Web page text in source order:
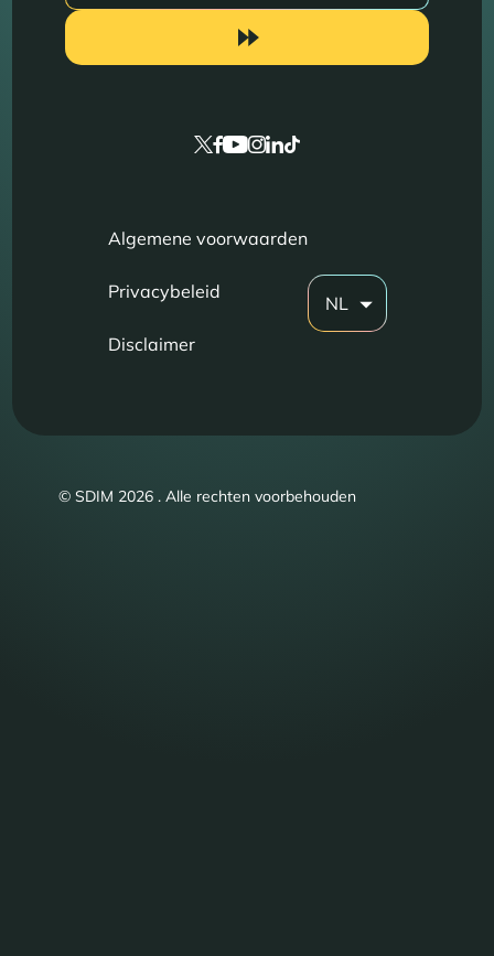
Algemene voorwaarden
Privacybeleid
Disclaimer
NL
© SDIM 2026 . Alle rechten voorbehouden